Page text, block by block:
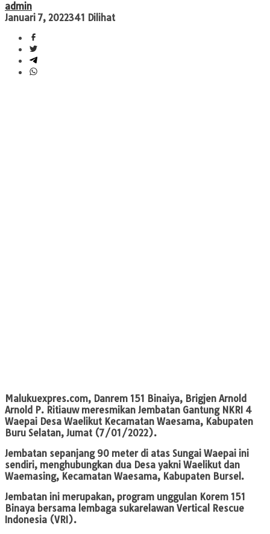
admin
Januari 7, 2022341 Dilihat
Malukuexpres.com, Danrem 151 Binaiya, Brigjen Arnold
Arnold P. Ritiauw meresmikan Jembatan Gantung NKRI 4
Waepai Desa Waelikut Kecamatan Waesama, Kabupaten
Buru Selatan, Jumat (7/01/2022).
Jembatan sepanjang 90 meter di atas Sungai Waepai ini
sendiri, menghubungkan dua Desa yakni Waelikut dan
Waemasing, Kecamatan Waesama, Kabupaten Bursel.
Jembatan ini merupakan, program unggulan Korem 151
Binaya bersama lembaga sukarelawan Vertical Rescue
Indonesia (VRI).